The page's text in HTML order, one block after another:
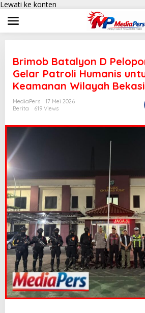
Lewati ke konten
Brimob Batalyon D
Gelar Patroli Humanis
Keamanan Wilayah Bekasi
MediaPers
17 Mei 2026
Berita
619 Views